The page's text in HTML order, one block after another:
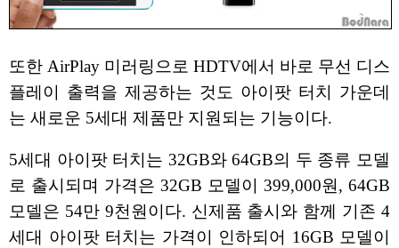
또한 AirPlay 미러링으로 HDTV에서 바로 무선 디스
플레이 출력을 제공하는 것도 아이팟 터치 가운데
는 새로운 5세대 제품만 지원되는 기능이다.
5세대 아이팟 터치는 32GB와 64GB의 두 종류 모델
로 출시되며 가격은 32GB 모델이 399,000원, 64GB
모델은 54만 9천원이다. 신제품 출시와 함께 기존 4
세대 아이팟 터치는 가격이 인하되어 16GB 모델이